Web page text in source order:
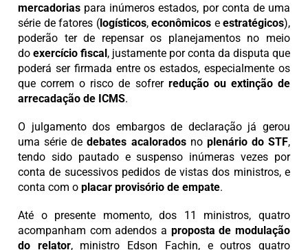
mercadorias para inúmeros estados, por conta de uma
série de fatores (logísticos, econômicos e estratégicos),
poderão ter de repensar os planejamentos no meio
do exercício fiscal, justamente por conta da disputa que
poderá ser firmada entre os estados, especialmente os
que correm o risco de sofrer redução ou extinção de
arrecadação de ICMS.
O julgamento dos embargos de declaração já gerou
uma série dedebates acaloradosno plenário do STF,
tendo sido pautado e suspenso inúmeras vezes por
conta de sucessivos pedidos de vistas dos ministros, e
conta com o placar provisório de empate.
Até o presente momento, dos 11 ministros, quatro
acompanham com adendos a proposta de modulação
do relator, ministro Edson Fachin, e outros quatro